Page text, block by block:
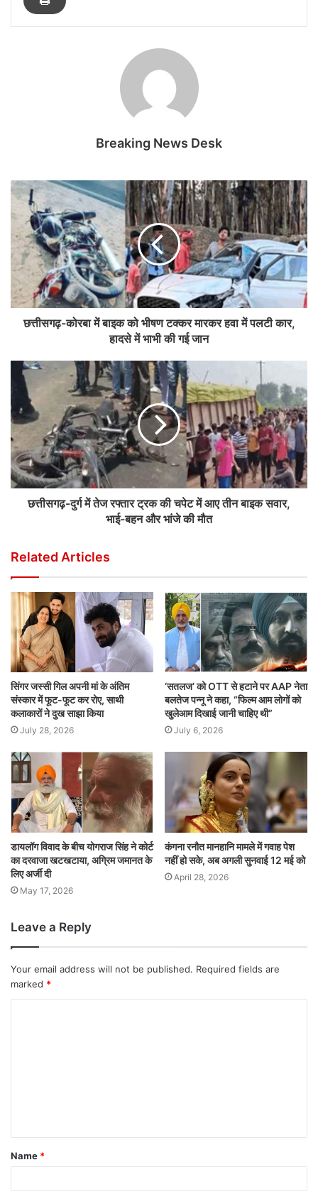
Breaking News Desk
छत्तीसगढ़-कोरबा में बाइक को भीषण टक्कर मारकर हवा में पलटी कार,
हादसे में भाभी की गई जान
छत्तीसगढ़-दुर्ग में तेज रफ्तार ट्रक की चपेट में आए तीन बाइक सवार,
भाई-बहन और भांजे की मौत
Related Articles
सिंगर जस्सी गिल अपनी मां के अंतिम
संस्कार में फूट-फूट कर रोए, साथी
कलाकारों ने दुख साझा किया
July 28, 2026
‘सतलज’ को OTT से हटाने पर AAP नेता
बलतेज पन्नू ने कहा, “फिल्म आम लोगों को
खुलेआम दिखाई जानी चाहिए थी”
July 6, 2026
डायलॉग विवाद के बीच योगराज सिंह ने कोर्ट
का दरवाजा खटखटाया, अग्रिम जमानत के
लिए अर्जी दी
May 17, 2026
कंगना रनौत मानहानि मामले में गवाह पेश
नहीं हो सके, अब अगली सुनवाई 12 मई को
April 28, 2026
Leave a Reply
Your email address will not be published. Required fields are
marked *
Name *